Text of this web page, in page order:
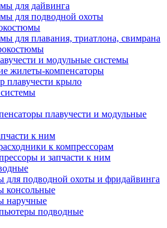
для дайвинга
для подводной охоты
для плавания, триатлона, свимрана
и модульные системы
жилеты-компенсаторы
плавучести крыло
плавучести и модульные
к ним
к компрессорам
и запчасти к ним
для подводной охоты и фридайвинга
консольные
наручные
подводные